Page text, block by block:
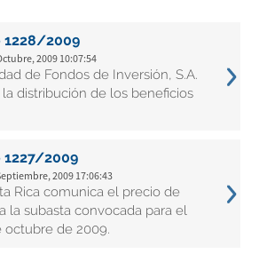
1228/2009
2009 10:07:54
de Fondos de Inversión, S.A.
distribución de los beneficios
1227/2009
2009 17:06:43
Rica comunica el precio de
la subasta convocada para el
octubre de 2009.